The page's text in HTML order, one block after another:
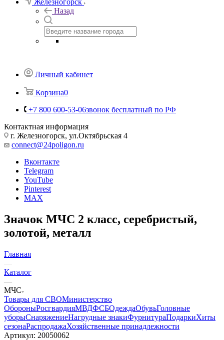
Железногорск
Назад
Личный кабинет
Корзина0
+7 800 600-53-06звонок бесплатный по РФ
Контактная информация
г. Железногорск, ул.Октябрьская 4
connect@24poligon.ru
Вконтакте
Telegram
YouTube
Pinterest
MAX
Значок МЧС 2 класс, серебристый,
золотой, металл
Главная
—
Каталог
—
МЧС
Товары для СВОМинистерство
ОбороныРосгвардияМВДФСБОдеждаОбувьГоловные
уборыСнаряжениеНагрудные знакиФурнитураПодаркиХиты
сезонаРаспродажаХозяйственные принадлежности
Артикул: 20050062